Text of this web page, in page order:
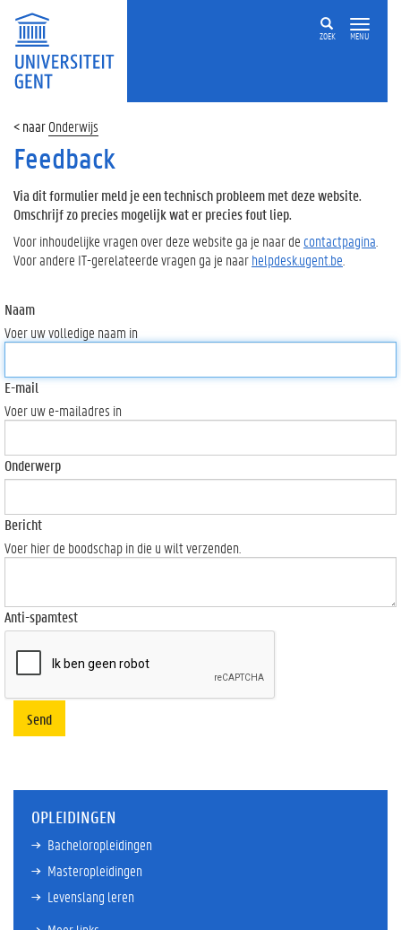
ZOEK MENU
Onderwijs
Feedback
Via dit formulier meld je een technisch probleem met deze website.
Omschrijf zo precies mogelijk wat er precies fout liep.
Voor inhoudelijke vragen over deze website ga je naar de contactpagina
Voor andere IT-gerelateerde vragen ga je naarhelpdesk.ugent.be
Naam
Voer uw volledige naam in
E-mail
Voer uw e-mailadres in
Onderwerp
Bericht
Voer hier de boodschap in die u wilt verzenden.
Anti-spamtest
Send
OPLEIDINGEN
Bacheloropleidingen
Masteropleidingen
Levenslang leren